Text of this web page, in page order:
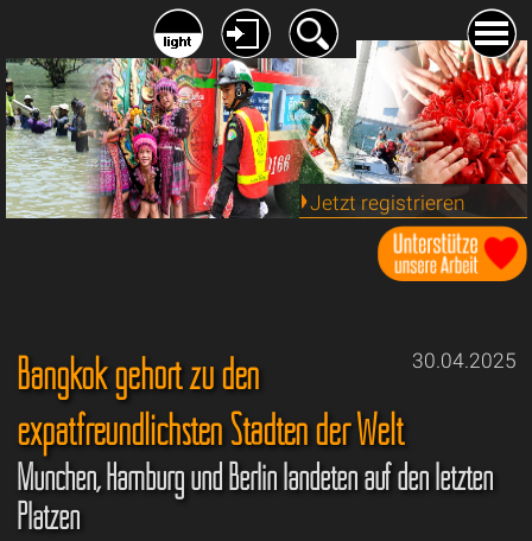
Jetzt registrieren
30.04.2025
Bangkok gehört zu den
expatfreundlichsten Städten der Welt
München, Hamburg und Berlin landeten auf den letzten
Plätzen